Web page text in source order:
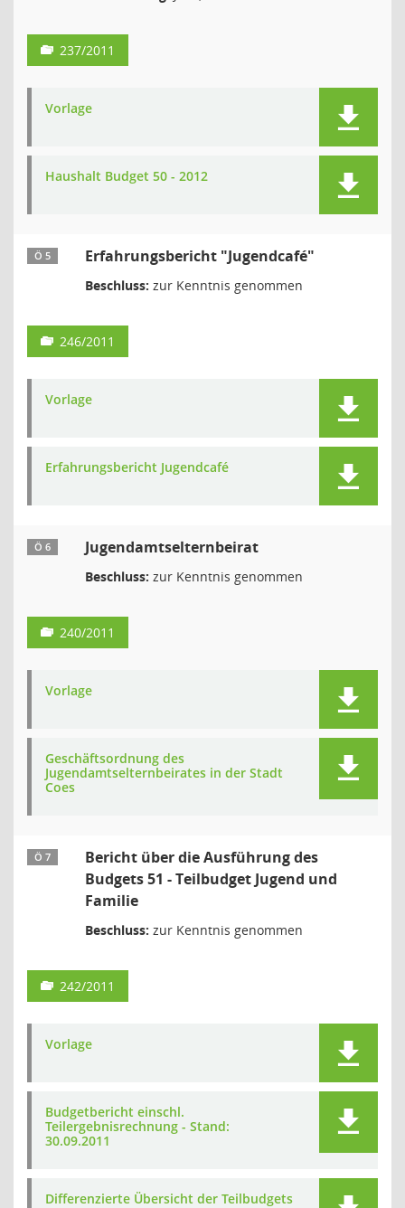
237/2011
Vorlage
Haushalt Budget 50 - 2012
Ö 5 Erfahrungsbericht "Jugendcafé"
Beschluss: zur Kenntnis genommen
246/2011
Vorlage
Erfahrungsbericht Jugendcafé
Ö 6 Jugendamtselternbeirat
Beschluss: zur Kenntnis genommen
240/2011
Vorlage
Geschäftsordnung des
Jugendamtselternbeirates in der Stadt
Coes
Ö 7
Bericht über die Ausführung des
Budgets 51 - Teilbudget Jugend und
Familie
Beschluss: zur Kenntnis genommen
242/2011
Vorlage
Budgetbericht einschl.
Teilergebnisrechnung - Stand:
30.09.2011
Differenzierte Übersicht der Teilbudgets